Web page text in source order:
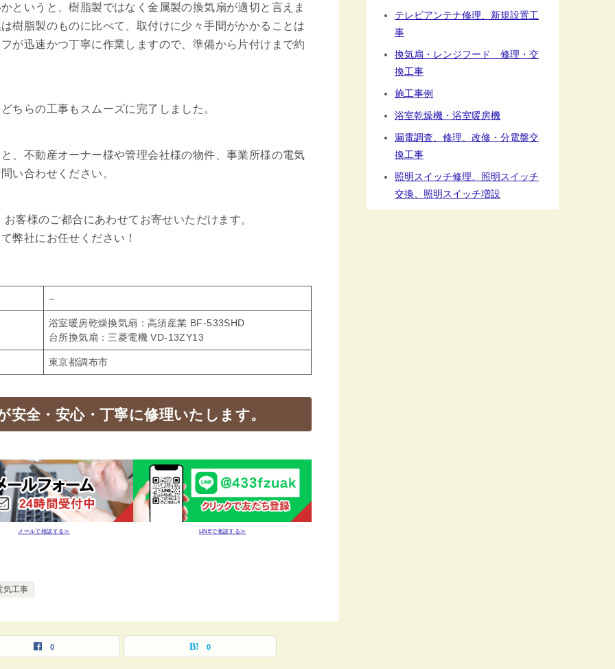
というと、樹脂製ではなく金属製の換気扇が適切と言えま
樹脂製のものに比べて、取付けに少々手間がかかることは
が迅速かつ丁寧に作業しますので、準備から片付けまで約
ちらの工事もスムーズに完了しました。
、不動産オーナー様や管理会社様の物件、事業所様の電気
い合わせください。
客様のご都合にあわせてお寄せいただけます。
弊社にお任せください！
–
浴室暖房乾燥換気扇：高須産業 BF-533SHD
台所換気扇：三菱電機 VD-13ZY13
東京都調布市
全・安心・丁寧に修理いたします。
メールで相談する≫ LINEで相談する≫
気工事
0 0
テレビアンテナ修理、新規設置工
事
換気扇・レンジフード 修理・交
換工事
施工事例
浴室乾燥機・浴室暖房機
漏電調査、修理、改修・分電盤交
換工事
照明スイッチ修理、照明スイッチ
交換、照明スイッチ増設